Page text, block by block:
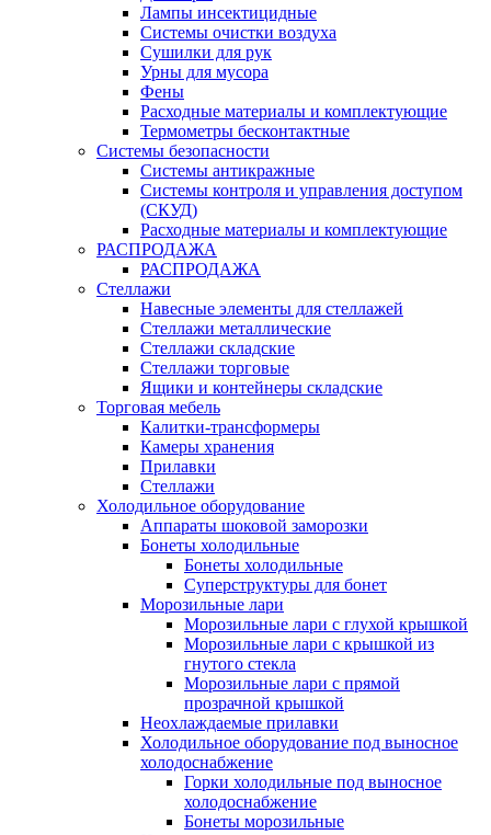
Лампы инсектицидные
Системы очистки воздуха
Сушилки для рук
Урны для мусора
Фены
Расходные материалы и комплектующие
Термометры бесконтактные
Системы безопасности
Системы антикражные
Системы контроля и управления доступом
(СКУД)
Расходные материалы и комплектующие
РАСПРОДАЖА
РАСПРОДАЖА
Стеллажи
Навесные элементы для стеллажей
Стеллажи металлические
Стеллажи складские
Стеллажи торговые
Ящики и контейнеры складские
Торговая мебель
Калитки-трансформеры
Камеры хранения
Прилавки
Стеллажи
Холодильное оборудование
Аппараты шоковой заморозки
Бонеты холодильные
Бонеты холодильные
Суперструктуры для бонет
Морозильные лари
Морозильные лари с глухой крышкой
Морозильные лари с крышкой из
гнутого стекла
Морозильные лари с прямой
прозрачной крышкой
Неохлаждаемые прилавки
Холодильное оборудование под выносное
холодоснабжение
Горки холодильные под выносное
холодоснабжение
Бонеты морозильные